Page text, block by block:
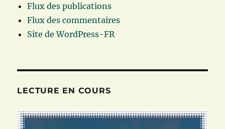
Flux des publications
Flux des commentaires
Site de WordPress-FR
LECTURE EN COURS